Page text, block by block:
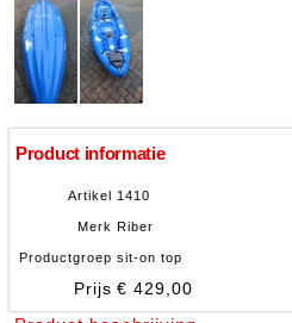
Product informatie
Artikel 1410
Merk Riber
Productgroep sit-on top
Prijs € 429,00